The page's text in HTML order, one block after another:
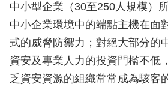
中小型企業（30至250人規模）
中小企業環境中的端點主機在面
式的威脅防禦力；對絕大部分的
資安及專業人力的投資門檻不低
乏資安資源的組織常常成為駭客